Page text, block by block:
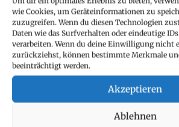
wie Cookies, um Geräteinformationen zu
zuzugreifen. Wenn du diesen Technologien
Daten wie das Surfverhalten oder eindeutige
verarbeiten. Wenn du deine Einwilligung nicht
zurückziehst, können bestimmte Merkmale
beeinträchtigt werden.
Akzeptieren
Ablehnen